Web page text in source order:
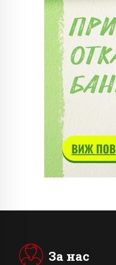
За нас